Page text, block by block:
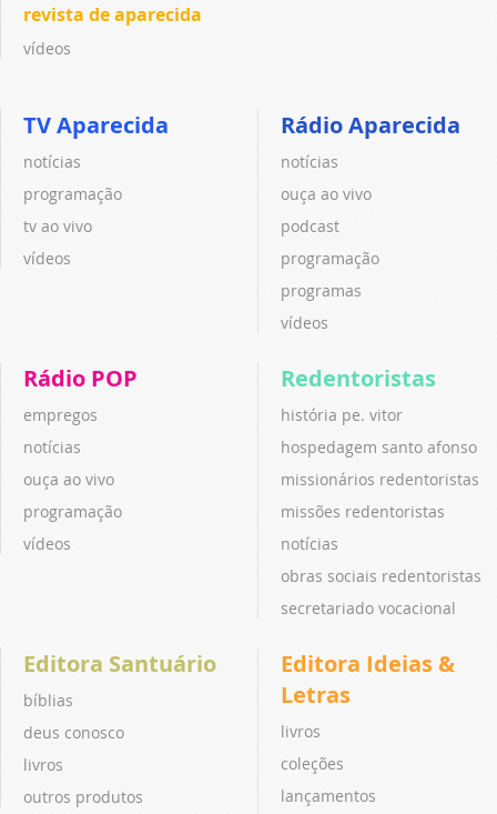
revista de aparecida
vídeos
TV Aparecida
notícias
programação
tv ao vivo
vídeos
Rádio Aparecida
notícias
ouça ao vivo
podcast
programação
programas
vídeos
Rádio POP
empregos
notícias
ouça ao vivo
programação
vídeos
Redentoristas
história pe. vitor
hospedagem santo afonso
missionários redentoristas
missões redentoristas
notícias
obras sociais redentoristas
secretariado vocacional
Editora Santuário
bíblias
deus conosco
livros
outros produtos
Editora Ideias &
Letras
livros
coleções
lançamentos